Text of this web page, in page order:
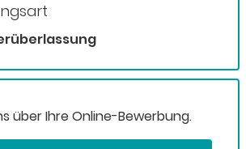
über Ihre Online-Bewerbung.